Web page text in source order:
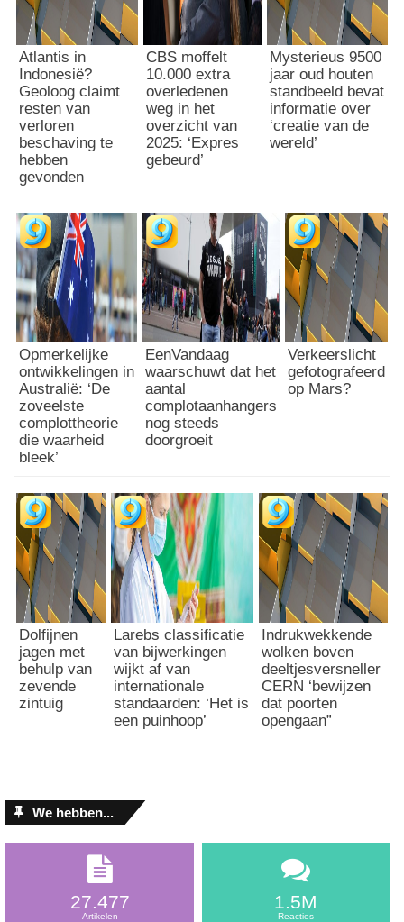
Atlantis in
Indonesië?
Geoloog claimt
resten van
verloren
beschaving te
hebben
gevonden
CBS moffelt
10.000 extra
overledenen
weg in het
overzicht van
2025: ‘Expres
gebeurd’
Mysterieus 9500
jaar oud houten
standbeeld bevat
informatie over
‘creatie van de
wereld’
Opmerkelijke
ontwikkelingen in
Australië: ‘De
zoveelste
complottheorie
die waarheid
bleek’
EenVandaag
waarschuwt dat het
aantal
complotaanhangers
nog steeds
doorgroeit
Verkeerslicht
gefotografeerd
op Mars?
Dolfijnen
jagen met
behulp van
zevende
zintuig
Larebs classificatie
van bijwerkingen
wijkt af van
internationale
standaarden: ‘Het is
een puinhoop’
Indrukwekkende
wolken boven
deeltjesversneller
CERN ‘bewijzen
dat poorten
opengaan”
We hebben...
27.477
Artikelen
1.5M
Reacties